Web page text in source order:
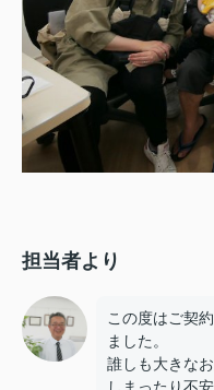
担当者より
この度はご契
ました。
誰しも大きな